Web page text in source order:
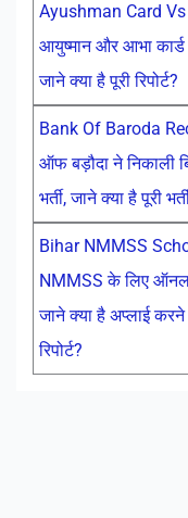
Ayushman Card Vs
आयुष्मान और आभा
जाने क्या है पूरी रिपोर्ट?
Bank Of Baroda
ऑफ बड़ौदा ने निकाली
भर्ती, जाने क्या है पूरी
Bihar NMMSS
NMMSS के लिए
जाने क्या है अप्लाई
रिपोर्ट?